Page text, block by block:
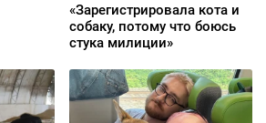
«Зарегистрировала кота и
собаку, потому что боюсь
стука милиции»